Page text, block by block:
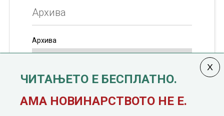
Архива
Архива
јануари, 1991 година
ЧИТАЊЕТО Е БЕСПЛАТНО.
АМА НОВИНАРСТВОТО НЕ Е.